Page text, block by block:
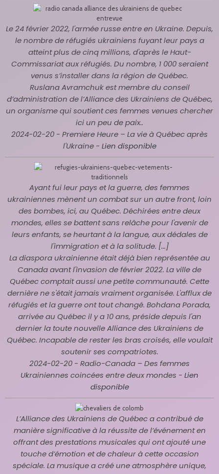
Le 24 février 2022, l'armée russe entre en Ukraine. Depuis,
le nombre de réfugiés ukrainiens fuyant leur pays a
atteint plus de cinq millions, d'après le Haut-
Commissariat aux réfugiés. Du nombre, 1 000 seraient
venus s’installer dans la région de Québec.
Ruslana Avramchuk est membre du conseil
d’administration de l’Alliance des Ukrainiens de Québec,
un organisme qui soutient ces femmes venues chercher
ici un peu de paix..
2024-02-20 - Premiere Heure – La vie à Québec après
l'Ukraine - Lien disponible
Ayant fui leur pays et la guerre, des femmes
ukrainiennes mènent un combat sur un autre front, loin
des bombes, ici, au Québec. Déchirées entre deux
mondes, elles se battent sans relâche pour l'avenir de
leurs enfants, se heurtant à la langue, aux dédales de
l'immigration et à la solitude. [...]
La diaspora ukrainienne était déjà bien représentée au
Canada avant l'invasion de février 2022. La ville de
Québec comptait aussi une petite communauté. Cette
dernière ne s'était jamais vraiment organisée. L'afflux de
réfugiés et la guerre ont tout changé. Bohdana Porada,
arrivée au Québec il y a 10 ans, préside depuis l'an
dernier la toute nouvelle Alliance des Ukrainiens de
Québec. Incapable de rester les bras croisés, elle voulait
soutenir ses compatriotes.
2024-02-20 - Radio-Canada – Des femmes
Ukrainiennes coincées entre deux mondes - Lien
disponible
L’Alliance des Ukrainiens de Québec a contribué de
manière significative à la réussite de l’événement en
offrant des prestations musicales qui ont ajouté une
touche d’émotion et de chaleur à cette occasion
spéciale. La musique a créé une atmosphère unique,